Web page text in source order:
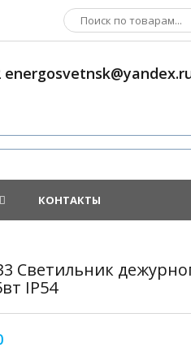
КОНТАКТЫ
Светильник
IP54